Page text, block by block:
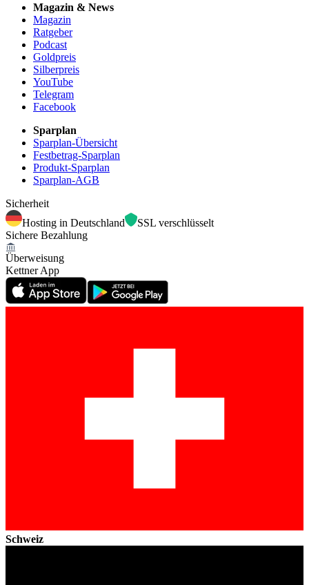
Magazin & News
Magazin
Ratgeber
Podcast
Goldpreis
Silberpreis
YouTube
Telegram
Facebook
Sparplan
Sparplan-Übersicht
Festbetrag-Sparplan
Produkt-Sparplan
Sparplan-AGB
Sicherheit
Hosting in Deutschland
SSL verschlüsselt
Sichere Bezahlung
Überweisung
Kettner App
Schweiz